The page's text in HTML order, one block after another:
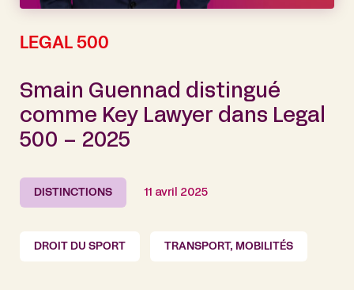
LEGAL 500
Smain Guennad distingué
comme Key Lawyer dans Legal
500 – 2025
DISTINCTIONS 11 avril 2025
DROIT DU SPORT TRANSPORT, MOBILITÉS